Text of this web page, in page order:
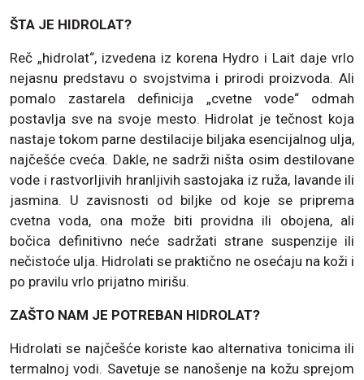
ŠTA JE HIDROLAT?
Reč „hidrolat“, izvedena iz korena Hydro i Lait daje vrlo
nejasnu predstavu o svojstvima i prirodi proizvoda. Ali
pomalo zastarela definicija „cvetne vode“ odmah
postavlja sve na svoje mesto. Hidrolat je tečnost koja
nastaje tokom parne destilacije biljaka esencijalnog ulja,
najčešće cveća. Dakle, ne sadrži ništa osim destilovane
vode i rastvorljivih hranljivih sastojaka iz ruža, lavande ili
jasmina. U zavisnosti od biljke od koje se priprema
cvetna voda, ona može biti providna ili obojena, ali
bočica definitivno neće sadržati strane suspenzije ili
nečistoće ulja. Hidrolati se praktično ne osećaju na koži i
po pravilu vrlo prijatno mirišu.
ZAŠTO NAM JE POTREBAN HIDROLAT?
Hidrolati se najčešće koriste kao alternativa tonicima ili
termalnoj vodi. Savetuje se nanošenje na kožu sprejom